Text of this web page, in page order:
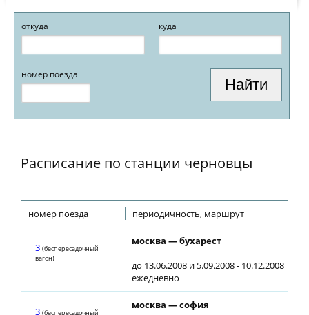
откуда куда
номер поезда
Расписание по станции черновцы
номер поезда периодичность, маршрут
3 (беспересадочный
вагон)
москва — бухарест
до 13.06.2008 и 5.09.2008 - 10.12.2008
ежедневно
3 (беспересадочный
москва — софия